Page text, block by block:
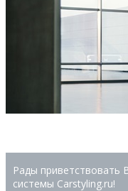
Рады приветствовать
системы Сarstyling.ru!